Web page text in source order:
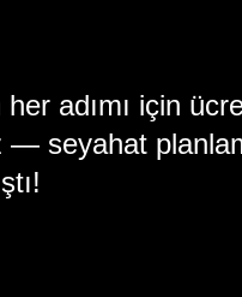
adımı için
— seyahat